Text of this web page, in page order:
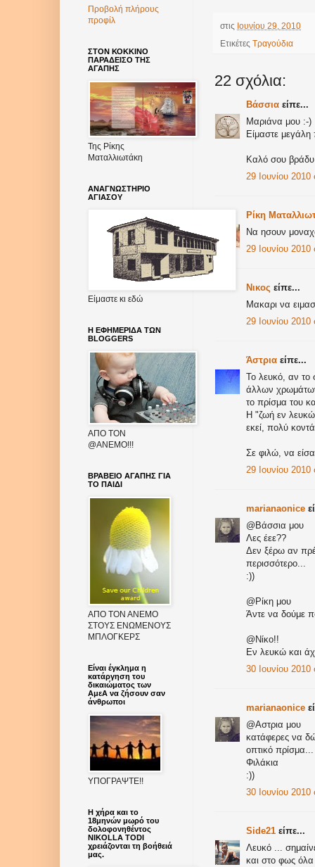
στις Ιουνίου 29, 2010
Ετικέτες Τραγούδια
22 σχόλια:
Βάσσια είπε...
Μαριάνα μου :-)
Είμαστε
Καλό σου βράδυ
29 Ιουνίου 2010
Ρίκη
Να ησουν
29 Ιουνίου 2010
Νικος είπε...
Μακαρι να
29 Ιουνίου 2010
Άστρια είπε...
Το λευκό, αν το
άλλων
το πρίσμα του
Η "ζωή εν
εκεί, πολύ
Σε φιλώ, να
29 Ιουνίου 2010
marianaonice
@Βάσσια μου
Λες έεε??
Δεν ξέρω αν
περισσότερο...
:))
@Ρίκη μου
Άντε να δούμε
@Νίκο!!
Εν λευκώ και
30 Ιουνίου 2010
marianaonice
@Αστρια μου
κατάφερες να
οπτικό πρίσμα...
Φιλάκια
:))
30 Ιουνίου 2010
Side21 είπε...
Λευκό ...
και στο φως
Προβολή πλήρους
προφίλ
ΣΤΟΝ ΚΟΚΚΙΝΟ
ΠΑΡΑΔΕΙΣΟ ΤΗΣ
ΑΓΑΠΗΣ
Της Ρίκης
Ματαλλιωτάκη
ΑΝΑΓΝΩΣΤΗΡΙΟ
ΑΓΙΑΣΟΥ
Είμαστε κι εδώ
Η ΕΦΗΜΕΡΙΔΑ ΤΩΝ
BLOGGERS
AΠΟ ΤΟΝ
@ΑΝΕΜΟ!!!
ΒΡΑΒΕΙΟ ΑΓΑΠΗΣ ΓΙΑ
ΤΟ ΠΑΙΔΙ
ΑΠΟ ΤΟΝ ΑΝΕΜΟ
ΣΤΟΥΣ ΕΝΩΜΕΝΟΥΣ
ΜΠΛΟΓΚΕΡΣ
Είναι έγκλημα η
κατάργηση του
δικαιώματος των
ΑμεΑ να ζήσουν σαν
άνθρωποι
ΥΠΟΓΡΑΨΤΕ!!
Η χήρα και το
18μηνών μωρό του
δολοφονηθέντος
NIKOLLA TODI
χρειάζονται τη βοήθειά
μας.